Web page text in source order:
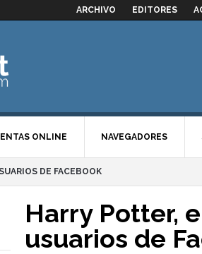
ARCHIVO EDITORES
ONLINE NAVEGADORES
DE FACEBOOK
Harry Potter,
usuarios de